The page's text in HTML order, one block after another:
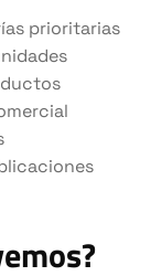
prioritarias